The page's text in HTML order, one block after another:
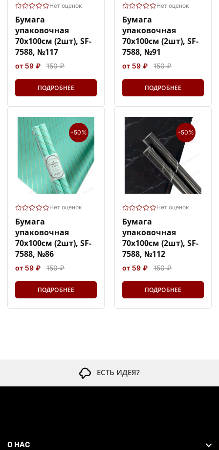
Нет оценок
Бумага
упаковочная
70х100см (2шт), SF-
7588, №117
от 59 ₽ 150 ₽
ПОДРОБНЕЕ
Нет оценок
Бумага
упаковочная
70х100см (2шт), SF-
7588, №91
от 59 ₽ 150 ₽
ПОДРОБНЕЕ
-50%
Нет оценок
Бумага
упаковочная
70х100см (2шт), SF-
7588, №86
от 59 ₽ 150 ₽
ПОДРОБНЕЕ
-50%
Нет оценок
Бумага
упаковочная
70х100см (2шт), SF-
7588, №112
от 59 ₽ 150 ₽
ПОДРОБНЕЕ
ЕСТЬ ИДЕЯ?
О НАС